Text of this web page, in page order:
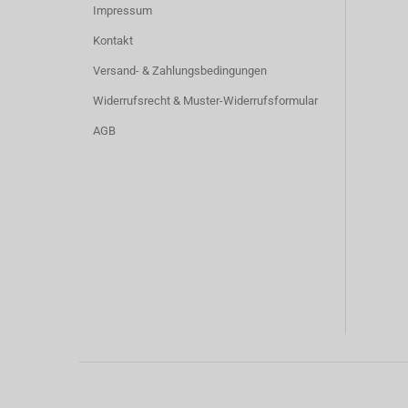
Impressum
Kontakt
Versand- & Zahlungsbedingungen
Widerrufsrecht & Muster-Widerrufsformular
AGB